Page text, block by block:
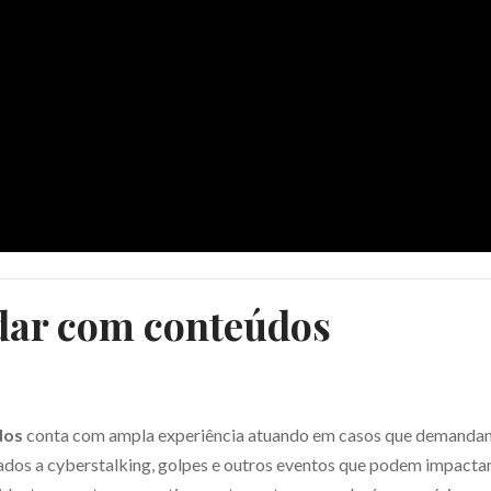
com conteúdos
conta com ampla experiência atuando em casos que
a cyberstalking, golpes e outros eventos que podem